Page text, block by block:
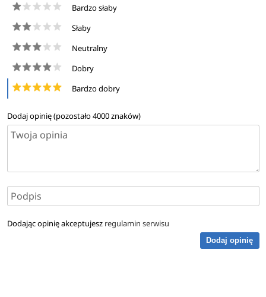
Bardzo słaby
Słaby
Neutralny
Dobry
Bardzo dobry
Dodaj opinię (pozostało4000znaków)
Dodając opinię akceptujesz regulamin serwisu
Dodaj opinię